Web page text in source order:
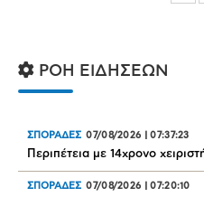
ΡΟΗ ΕΙΔΗΣΕΩΝ
ΣΠΟΡΑΔΕΣ 07/08/2026 07:37:23
Περιπέτεια με 14χρονο
ΣΠΟΡΑΔΕΣ 07/08/2026 07:20:10